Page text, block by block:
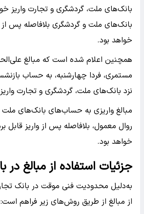
بانک‌های ملت، گردشگری و تجارت واریز
بانک‌های ملت و گردشگری بلافاصله پس از
خواهد بود.
همچنین اعلام شده است که مبالغ
مستمری، فردا چهارشنبه، به حساب
نزد بانک‌های ملت، گردشگری و تجارت
مبالغ واریزی به حساب‌های بانک‌های
روال معمول، بلافاصله پس از واریز قابل
خواهد بود.
جزئیات استفاده از مبالغ در
به‌دلیل محدودیت فنی موقت در بانک
از مبالغ از طریق روش‌های زیر فراهم است: